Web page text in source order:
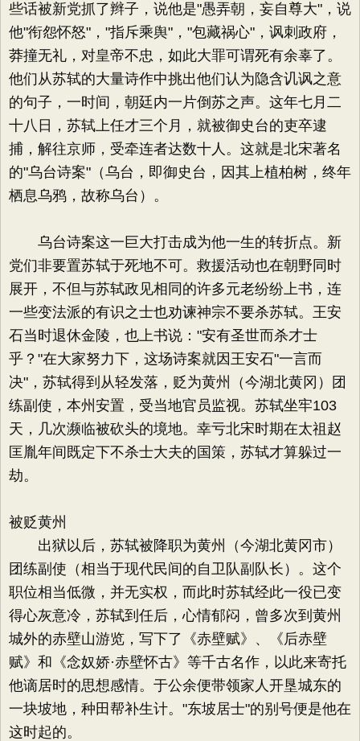
些话被新党抓了辫子，说他是"愚弄朝，妄自尊大"，说
他"衔怨怀怒"，"指斥乘舆"，"包藏祸心"，讽刺政府，
莽撞无礼，对皇帝不忠，如此大罪可谓死有余辜了。
他们从苏轼的大量诗作中挑出他们认为隐含讥讽之意
的句子，一时间，朝廷内一片倒苏之声。这年七月二
十八日，苏轼上任才三个月，就被御史台的吏卒逮
捕，解往京师，受牵连者达数十人。这就是北宋著名
的"乌台诗案"（乌台，即御史台，因其上植柏树，终年
栖息乌鸦，故称乌台）。
乌台诗案这一巨大打击成为他一生的转折点。新
党们非要置苏轼于死地不可。救援活动也在朝野同时
展开，不但与苏轼政见相同的许多元老纷纷上书，连
一些变法派的有识之士也劝谏神宗不要杀苏轼。王安
石当时退休金陵，也上书说："安有圣世而杀才士
乎？"在大家努力下，这场诗案就因王安石"一言而
决"，苏轼得到从轻发落，贬为黄州（今湖北黄冈）团
练副使，本州安置，受当地官员监视。苏轼坐牢103
天，几次濒临被砍头的境地。幸亏北宋时期在太祖赵
匡胤年间既定下不杀士大夫的国策，苏轼才算躲过一
劫。
被贬黄州
出狱以后，苏轼被降职为黄州（今湖北黄冈市）
团练副使（相当于现代民间的自卫队副队长）。这个
职位相当低微，并无实权，而此时苏轼经此一役已变
得心灰意冷，苏轼到任后，心情郁闷，曾多次到黄州
城外的赤壁山游览，写下了《赤壁赋》、《后赤壁
赋》和《念奴娇·赤壁怀古》等千古名作，以此来寄托
他谪居时的思想感情。于公余便带领家人开垦城东的
一块坡地，种田帮补生计。"东坡居士"的别号便是他在
这时起的。